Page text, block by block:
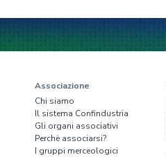
Associazione
Chi siamo
Il sistema Confindustria
Gli organi associativi
Perchè associarsi?
I gruppi merceologici